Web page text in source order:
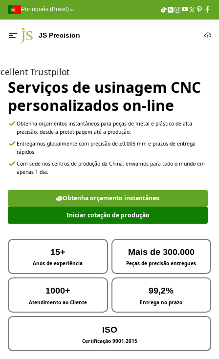
Português (Brasil)
JS Precision
Trustpilot
Serviços de usinagem CNC
personalizados on-line
Obtenha orçamentos instantâneos para peças de metal e plástico de alta
precisão, desde a prototipagem até a produção.
Entregamos globalmente com precisão de ±0,005 mm e prazos de entrega
rápidos.
Com sede nos centros de produção da China, enviamos para todo o mundo em
apenas 1 dia.
Obtenha orçamento instantâneo
Iniciar cotação de produção
15+
Anos de experiência
Mais de 300.000
Peças de precisão entregues
1000+
Atendimento ao Cliente
99,2%
Entrega no prazo
ISO
Certificação 9001:2015